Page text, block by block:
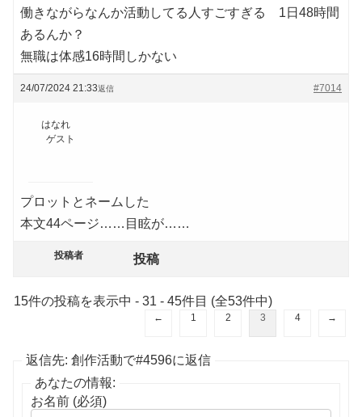
働きながらなんか活動してる人すごすぎる 1日48時間
あるんか？
無職は体感16時間しかない
24/07/2024 21:33 #7014
返信
はなれ
ゲスト
プロットとネームした
本文44ページ……目眩が……
投稿者 投稿
15件の投稿を表示中 - 31 - 45件目 (全53件中)
← 1 2 3 4 →
返信先: 創作活動で#4596に返信
あなたの情報:
お名前 (必須)